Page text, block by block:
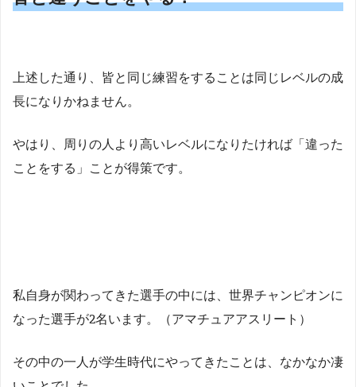
上述した通り、皆と同じ練習をすることは同じレベルの成
長になりかねません。
やはり、周りの人より高いレベルになりたければ「違った
ことをする」ことが得策です。
私自身が関わってきた選手の中には、世界チャンピオンに
なった選手が2名います。（アマチュアアスリート）
その中の一人が学生時代にやってきたことは、なかなか凄